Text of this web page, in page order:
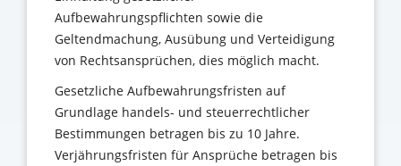
Aufbewahrungspflichten sowie die
Geltendmachung, Ausübung und Verteidigung
von Rechtsansprüchen, dies möglich macht.
Gesetzliche Aufbewahrungsfristen auf
Grundlage handels- und steuerrechtlicher
Bestimmungen betragen bis zu 10 Jahre.
Verjährungsfristen für Ansprüche betragen bis